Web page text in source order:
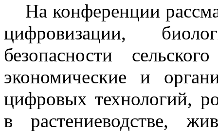
На конференции
цифровизации,
безопасности
экономические и
цифровых технологий,
в растениеводстве,